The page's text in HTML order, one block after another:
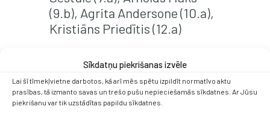
Sīkdatņu piekrišanas izvēle
Lai šī tīmekļvietne darbotos, kā arī mēs spētu izpildīt normatīvo aktu
prasības, tā izmanto savas un trešo pušu nepieciešamās sīkdatnes. Ar Jūsu
piekrišanu var tik uzstādītas papildu sīkdatnes.
(9.b), Agrita Andersone (10.a),
Kristiāns Priedītis (12.a)
M.Ulmane, Ļ.Zvaigzne,
M.Neilande
Marts